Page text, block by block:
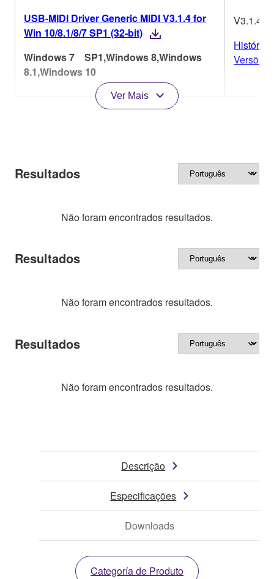
USB-MIDI Driver Generic MIDI V3.1.4 for
Win 10/8.1/8/7 SP1 (32-bit)
Windows 7 SP1,Windows 8,Windows
8.1,Windows 10
V3.1.4
Versões
Ver Mais
Resultados
Não foram encontrados resultados.
Resultados
Não foram encontrados resultados.
Resultados
Não foram encontrados resultados.
Descrição
Especificações
Downloads
Categoría de Produto